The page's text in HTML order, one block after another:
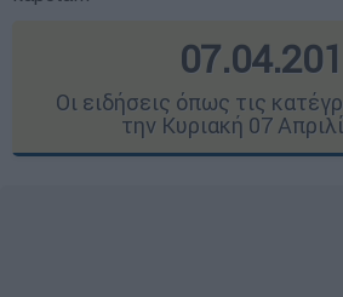
Οι ειδήσεις όπως τις
την Κυριακή 07